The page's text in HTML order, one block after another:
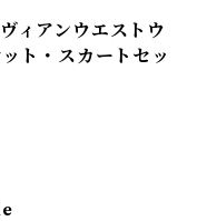
アンウエストウ
ト・スカートセッ